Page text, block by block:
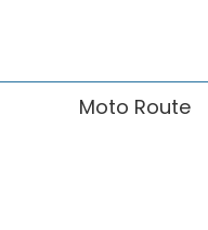
Moto Route